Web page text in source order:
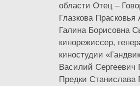
области Отец –
Глазкова
Галина Борисовна
кинорежиссер,
киностудии
Василий Сергеевич
Предки Станислава